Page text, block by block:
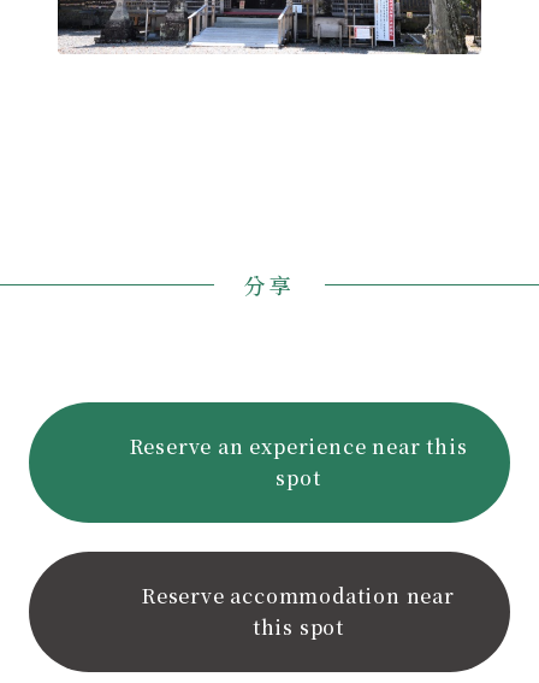
分享
Reserve an experience near this
spot
Reserve accommodation near
this spot